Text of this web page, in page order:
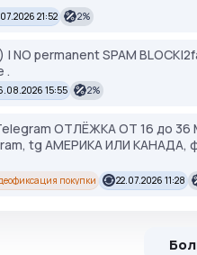
21:52 2%
NO permanent SPAM
.
15:55 2%
ОТЛЁЖКА ОТ 16 до 36
tg АМЕРИКА ИЛИ КАНАДА,
покупки 22.07.2026 11:28